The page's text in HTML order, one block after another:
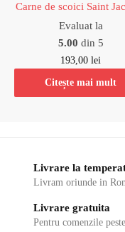
Carne de scoici Saint
Evaluat la
5.00 din 5
193,00lei
Citește mai mult
Livrare la
Livram oriunde in
Livrare gratuita
Pentru comenzile